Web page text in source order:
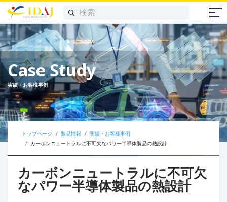
Case Study
実績・お客様事例
トップページ 製品情報
実績・お客様事例
カーボンニュートラルに不可欠なパワー半導体製品の熱設計
カーボンニュートラルに不可欠
なパワー半導体製品の熱設計